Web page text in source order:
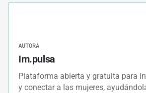
AUTORA
Im.pulsa
Plataforma abierta y gratuita para
y conectar a las mujeres,